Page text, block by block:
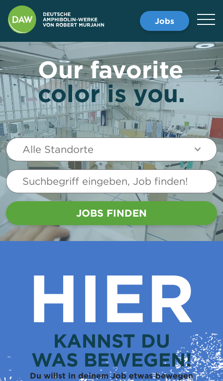
Jobs
Our favorite
color is you.
Alle Standorte
JOBS FINDEN
HIER
KANNST DU
WAS BEWEGEN!
Du willst in deinem Job etwas bewegen